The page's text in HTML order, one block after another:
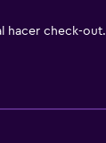
hacer check-out.